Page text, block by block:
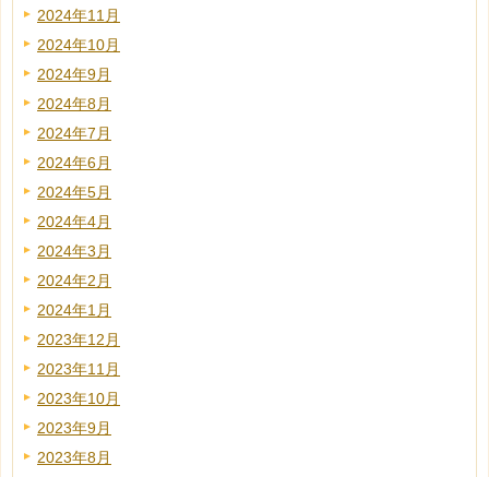
2024年11月
2024年10月
2024年9月
2024年8月
2024年7月
2024年6月
2024年5月
2024年4月
2024年3月
2024年2月
2024年1月
2023年12月
2023年11月
2023年10月
2023年9月
2023年8月